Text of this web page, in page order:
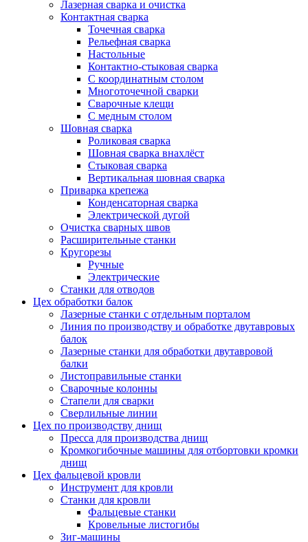
Лазерная сварка и очистка
Контактная сварка
Точечная сварка
Рельефная сварка
Настольные
Контактно-стыковая сварка
С координатным столом
Многоточечной сварки
Сварочные клещи
С медным столом
Шовная сварка
Роликовая сварка
Шовная сварка внахлёст
Стыковая сварка
Вертикальная шовная сварка
Приварка крепежа
Конденсаторная сварка
Электрической дугой
Очистка сварных швов
Расширительные станки
Кругорезы
Ручные
Электрические
Станки для отводов
Цех обработки балок
Лазерные станки с отдельным порталом
Линия по производству и обработке двутавровых
балок
Лазерные станки для обработки двутавровой
балки
Листоправильные станки
Сварочные колонны
Стапели для сварки
Сверлильные линии
Цех по производству днищ
Пресса для производства днищ
Кромкогибочные машины для отбортовки кромки
днищ
Цех фальцевой кровли
Инструмент для кровли
Станки для кровли
Фальцевые станки
Кровельные листогибы
Зиг-машины